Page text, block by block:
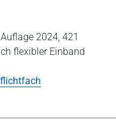
2024, 421
flexibler Einband